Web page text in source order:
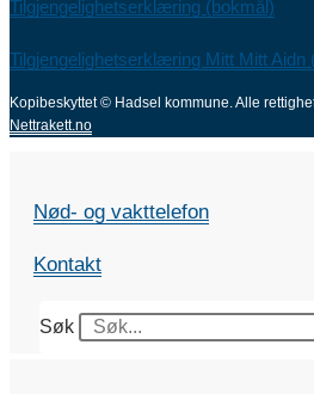
Tilgjengelighetserklæring (bokmål)
Tilgjengelighetserklæring Mitt Mitt Aidn
Kopibeskyttet © Hadsel kommune. Alle
Nettrakett.no
Nød- og vakttelefon
Kontakt
Søk